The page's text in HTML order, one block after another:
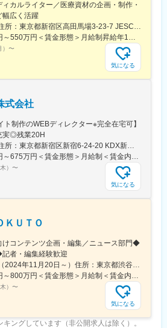
ジーの力で人々の健康寿命を延ばす」ことを
用のWebサービスやアプリを展開していま
クラ」は、約70,000人以上の医師が参加す
多くの医師に活用されています。
、医師は他の専門領域の知見を得たり、診
することができ、結果的に患者さんにより
につながっています。単なる情報共有にと
の相互支援を通じて臨床力とモチベーション
供している点が、当社サービスの大きな強み
カルライター／医療資材の企画・制作・
幅広く活躍
＜勤務地詳細＞本社住所：東京都新宿区高田馬場3-23-7 JESCO高田馬場3F受動喫煙対策：屋内全面禁煙変更の範囲：会社の定める事業所（リモートワーク含む）
＜予定年収＞400万円～550万円＜賃金形態＞月給制昇給年1回、賞与年2回（実績）＜賃金内訳＞月額（基本給）：250,000円～350,000円＜月給＞250,000円～350,000円＜昇給有無＞有＜残業手当＞有＜給与補足＞経験・能力を考慮して決定します賃金はあくまでも目安の金額であり、選考を通じて上下する可能性があります。月給(月額)は固定手当を含めた表記です。
〜
気になる
式会社
ト制作のWEBディレクター※完全在宅可】
実◎残業20H
＜勤務地詳細＞本社住所：東京都新宿区新宿6-24-20 KDX新宿6丁目ビル10F勤務地最寄駅：都営大江戸線、東京メトロ副都心線／東新宿駅受動喫煙対策：屋内全面禁煙変更の範囲：会社の定める事業所（リモートワーク含む）
＜予定年収＞375万円～675万円＜賃金形態＞月給制＜賃金内訳＞月額（基本給）：250,000円～450,000円＜月給＞250,000円～450,000円＜昇給有無＞有＜残業手当＞有＜給与補足＞■賞与：年2回※25年度実績4.08ヶ月分■昇給：年1回賃金はあくまでも目安の金額であり、選考を通じて上下する可能性があります。月給(月額)は固定手当を含めた表記です。
） 〜
気になる
ＫＵＴＯ
けコンテンツ企画・編集／ニュース部門◆
者・編集経験歓迎
＜勤務地詳細＞本社（2024年11月20日～）住所：東京都渋谷区渋谷一丁目12番2 クロスオフィス渋谷311受動喫煙対策：屋内全面禁煙変更の範囲：会社の定める事業所（リモートワーク含む）
＜予定年収＞400万円～800万円＜賃金形態＞月給制＜賃金内訳＞月額（基本給）：241,565円～483,130円固定残業手当/月：91,768円～183,536円（固定残業時間45時間0分/月）超過した時間外労働の残業手当は追加支給＜月給＞333,333円～666,666円（一律手当を含む）＜昇給有無＞有＜残業手当＞有＜給与補足＞※実績やご経験、スキルを考慮し、当社規定に基づいて決定します。賃金はあくまでも目安の金額であり、選考を通じて上下する可能性があります。月給(月額)は固定手当を含めた表記です。
） 〜
気になる
ングしています（非公開求人は除く）。